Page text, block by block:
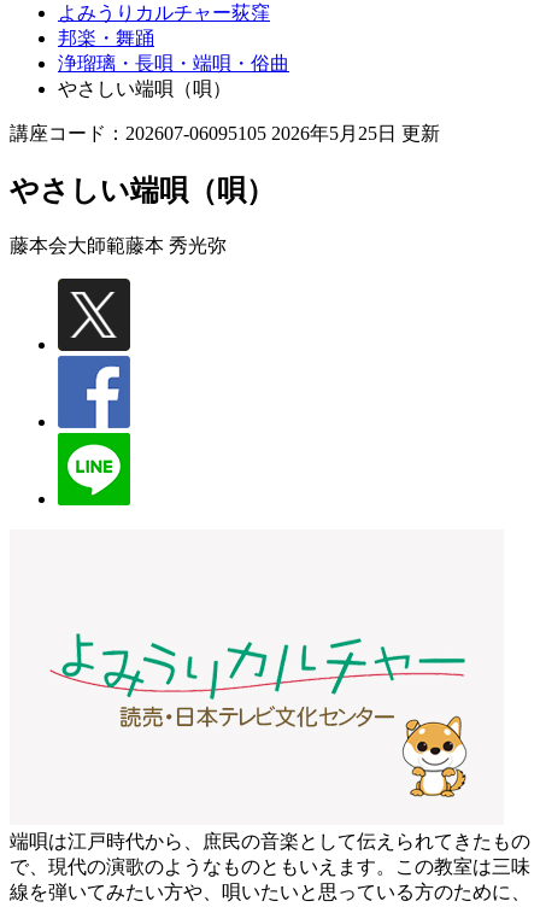
よみうりカルチャー荻窪
邦楽・舞踊
浄瑠璃・長唄・端唄・俗曲
やさしい端唄（唄）
講座コード：202607-06095105 2026年5月25日 更新
やさしい端唄（唄）
藤本会大師範藤本 秀光弥
端唄は江戸時代から、庶民の音楽として伝えられてきたもの
で、現代の演歌のようなものともいえます。この教室は三味
線を弾いてみたい方や、唄いたいと思っている方のために、